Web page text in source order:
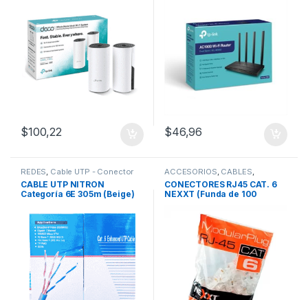
$100,22 $46,96
REDES, Cable UTP - Conector
RJ45
CABLE UTP NITRON
Categoría 6E 305m (Beige)
ACCESORIOS, CABLES,
Conectores,REDES ,Cable UTP
- Conector RJ45
CONECTORES RJ45 CAT. 6
NEXXT (Funda de 100